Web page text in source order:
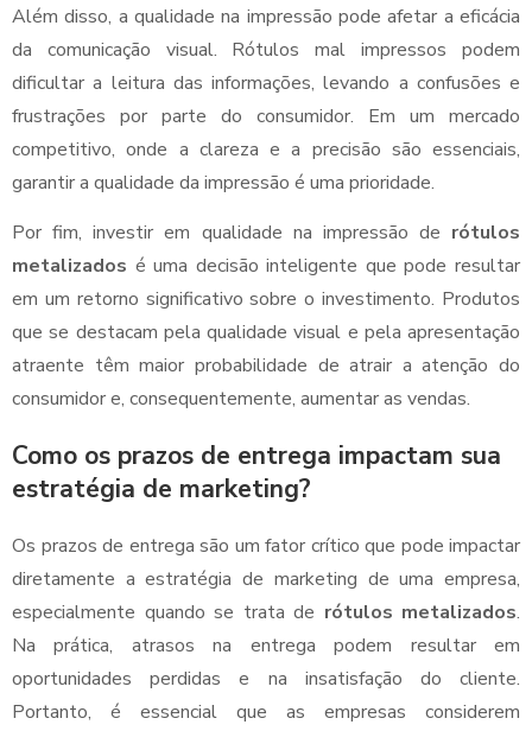
Além disso, a qualidade na impressão pode afetar a eficácia
da comunicação visual. Rótulos mal impressos podem
dificultar a leitura das informações, levando a confusões e
frustrações por parte do consumidor. Em um mercado
competitivo, onde a clareza e a precisão são essenciais,
garantir a qualidade da impressão é uma prioridade.
Por fim, investir em qualidade na impressão de rótulos
metalizados é uma decisão inteligente que pode resultar
em um retorno significativo sobre o investimento. Produtos
que se destacam pela qualidade visual e pela apresentação
atraente têm maior probabilidade de atrair a atenção do
consumidor e, consequentemente, aumentar as vendas.
Como os prazos de entrega impactam sua
estratégia de marketing?
Os prazos de entrega são um fator crítico que pode impactar
diretamente a estratégia de marketing de uma empresa,
especialmente quando se trata de rótulos metalizados.
Na prática, atrasos na entrega podem resultar em
oportunidades perdidas e na insatisfação do cliente.
Portanto, é essencial que as empresas considerem